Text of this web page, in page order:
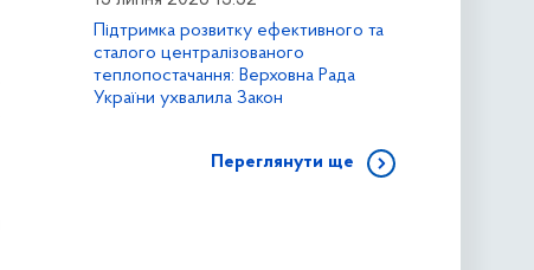
Підтримка розвитку ефективного та
сталого централізованого
теплопостачання: Верховна Рада
України ухвалила Закон
Переглянути ще